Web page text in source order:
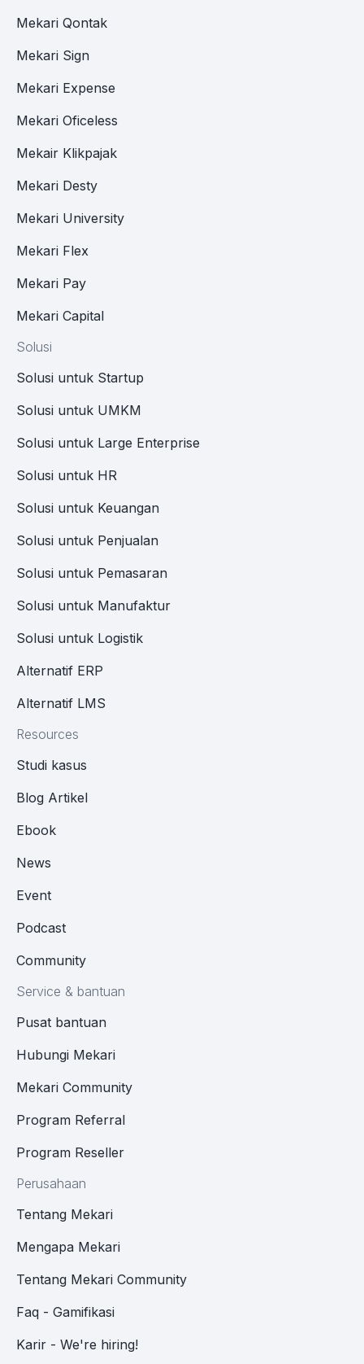
Mekari Qontak
Mekari Sign
Mekari Expense
Mekari Oficeless
Mekair Klikpajak
Mekari Desty
Mekari University
Mekari Flex
Mekari Pay
Mekari Capital
Solusi
Solusi untuk Startup
Solusi untuk UMKM
Solusi untuk Large Enterprise
Solusi untuk HR
Solusi untuk Keuangan
Solusi untuk Penjualan
Solusi untuk Pemasaran
Solusi untuk Manufaktur
Solusi untuk Logistik
Alternatif ERP
Alternatif LMS
Resources
Studi kasus
Blog Artikel
Ebook
News
Event
Podcast
Community
Service & bantuan
Pusat bantuan
Hubungi Mekari
Mekari Community
Program Referral
Program Reseller
Perusahaan
Tentang Mekari
Mengapa Mekari
Tentang Mekari Community
Faq - Gamifikasi
Karir - We're hiring!